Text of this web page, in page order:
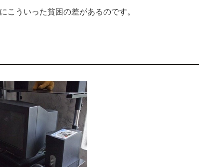
こういった貧困の差があるのです。